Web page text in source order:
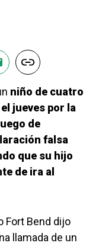
niño de cuatro
jueves por la
de
falsa
que su hijo
de ira al
Fort Bend dijo
llamada de un